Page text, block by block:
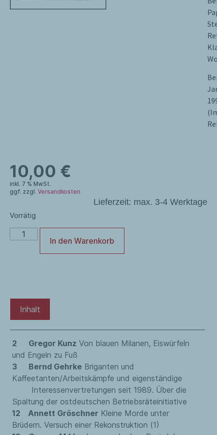
10,00 €
inkl. 7 % MwSt.
ggf. zzgl. Versandkosten
Lieferzeit: max. 3-4 Werktage
Vorrätig
In den Warenkorb
Inhalt
2 Gregor Kunz Von blauen Milanen, Eiswürfeln
und Engeln zu Fuß
3 Bernd Gehrke Briganten und
Kaffeetanten/Arbeitskämpfe und eigenständige
Interessenvertretungen seit 1989. Über die
Spaltung der ostdeutschen Betriebsräteinitiative
12 Annett Gröschner Kleine Morde unter
Brüdern. Versuch einer Rekonstruktion (1)